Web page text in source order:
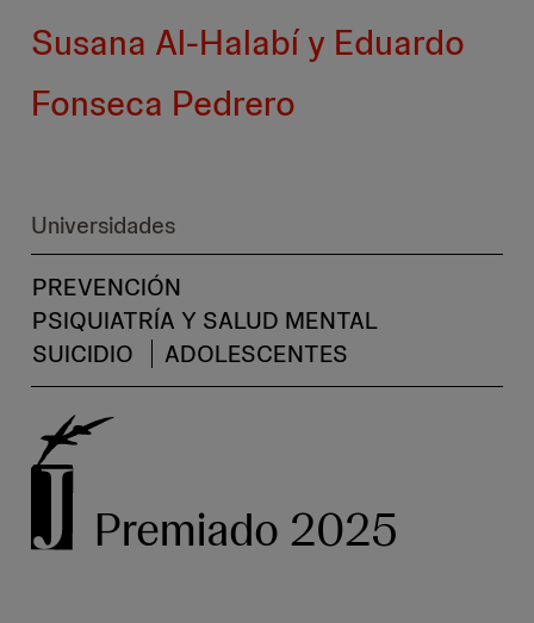
Susana Al-Halabí y Eduardo
Fonseca Pedrero
Universidades
PREVENCIÓN
PSIQUIATRÍA Y SALUD MENTAL
SUICIDIO
ADOLESCENTES
Premiado 2025